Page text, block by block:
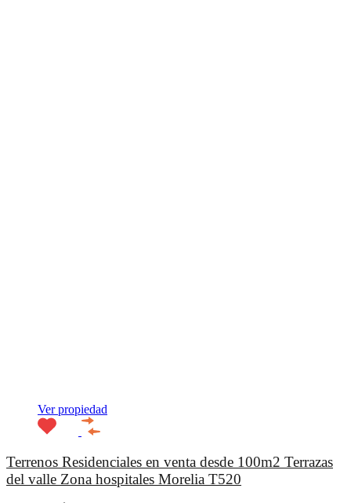
Ver propiedad
Terrenos Residenciales en venta desde 100m2 Terrazas
del valle Zona hospitales Morelia T520